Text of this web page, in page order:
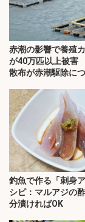
赤潮の影響で養殖
が40万匹以上被害
散布が赤潮駆除に
釣魚で作る「刺身
シピ：マルアジの
分漬ければOK